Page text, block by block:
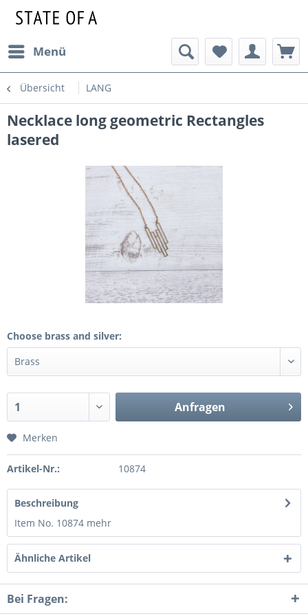
Menü
Übersicht LANG
Necklace long geometric Rectangles
lasered
Choose brass and silver:
Anfragen
Merken
Artikel-Nr.: 10874
Beschreibung
Item No. 10874 mehr
Ähnliche Artikel
Bei Fragen: